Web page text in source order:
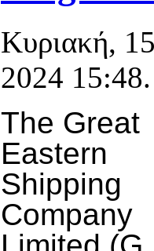
Κυριακή,
2024 15:48.
The Great
Eastern
Shipping
Company